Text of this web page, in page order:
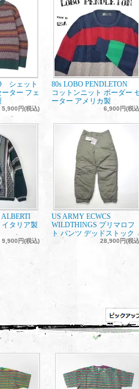
シェット
ター フェ
5,900円(税込)
80s LOBO PENDLETON
コットンニット ボーダー
ーター アメリカ製
6,900円(税
ALBERTI
イタリア製
9,900円(税込)
US ARMY ECWCS
WILDTHINGS プリマロフ
ト パンツ デッドストック
28,900円(税